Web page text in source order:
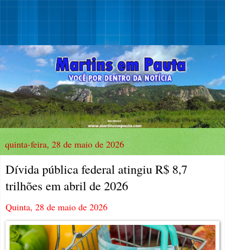
quinta-feira, 28 de maio de 2026
Dívida pública federal atingiu R$ 8,7
trilhões em abril de 2026
Quinta, 28 de maio de 2026